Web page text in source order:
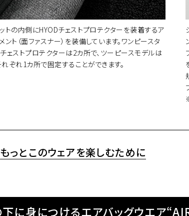
トの内側にHYODチェストプロテクターを装着するア
ント（面ファスナー）を装備しています。ワンピースタ
ェストプロテクターは2カ所で、ツーピースモデルは
ぞれ1カ所で固定することができます。
もっとこのウェアを楽しむために
下に身につけるエアバッグウエア
BLACK ¥31,900(税込) L カ
BLACK ¥31,900(税込) LL カ